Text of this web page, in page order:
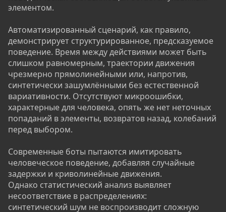
элементом.
Автоматизированный сценарий, как правило,
демонстрирует структурированное, предсказуемое
поведение. Время между действиями может быть
слишком равномерным, траектории движения
чрезмерно прямолинейными или, напротив,
синтетически зашумлёнными без естественной
вариативности. Отсутствуют микроошибки,
характерные для человека, опять же нет неточных
попаданий в элементы, возвратов назад, колебаний
перед выбором.
Современные боты пытаются имитировать
человеческое поведение, добавляя случайные
задержки и криволинейные движения.
Однако статистический анализ выявляет
несоответствие в распределениях:
синтетический шум не воспроизводит сложную